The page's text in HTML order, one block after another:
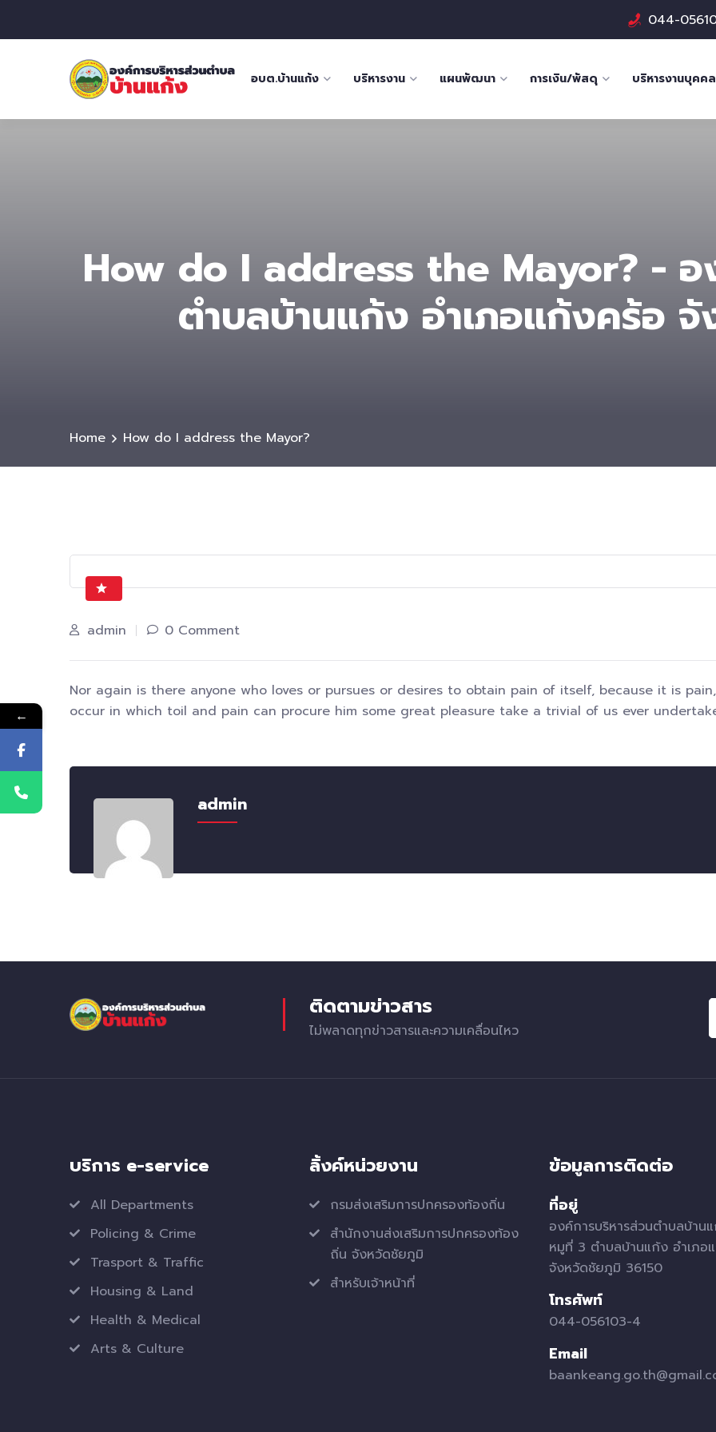
044-
อบต.บ้านแก้ง บริหารงาน แผนพัฒนา การเงิน/พัสดุ บริหารงานบุคคล
How do I address the Mayor? - อ
ตําบลบ้านแก้ง อำเภอแก้งคร้อ
Home How do I address the Mayor?
admin 0 Comment
Nor again is there anyone who loves or pursues or desires to obtain pain of itself, because it is
occur in which toil and pain can procure him some great pleasure take a trivial of us ever
admin
ติดตามข่าวสาร
ไม่พลาดทุกข่าวสารและความเคลื่อนไหว
บริการ e-service
All Departments
Policing & Crime
Trasport & Traffic
Housing & Land
Health & Medical
Arts & Culture
ลิ้งค์หน่วยงาน
กรมส่งเสริมการปกครองท้องถิ่น
สำนักงานส่งเสริมการปกครองท้อง
ถิ่น จังหวัดชัยภูมิ
สำหรับเจ้าหน้าที่
ข้อมูลการติดต่อ
ที่อยู่
องค์การบริหารส่วนตำบลบ้าน
หมูที่ 3 ตำบลบ้านแก้ง อำเภอ
จังหวัดชัยภูมิ 36150
โทรศัพท์
044-056103-4
Email
←